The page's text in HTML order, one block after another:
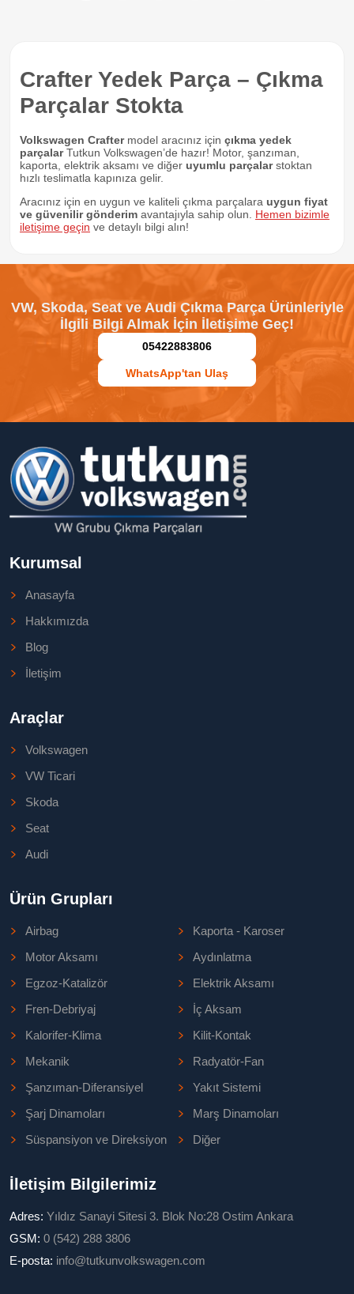
Crafter Yedek Parça – Çıkma
Parçalar Stokta
Volkswagen Craftermodel aracınız için çıkma yedek
parçalarTutkun Volkswagen’de hazır! Motor, şanzıman,
kaporta, elektrik aksamı ve diğer uyumlu parçalarstoktan
hızlı teslimatla kapınıza gelir.
Aracınız için en uygun ve kaliteli çıkma parçalara uygun fiyat
ve güvenilir gönderim avantajıyla sahip olun. Hemen bizimle
iletişime geçin ve detaylı bilgi alın!
VW, Skoda, Seat ve Audi Çıkma Parça Ürünleriyle
İlgili Bilgi Almak İçin İletişime Geç!
05422883806
WhatsApp'tan Ulaş
Kurumsal
Anasayfa
Hakkımızda
Blog
İletişim
Araçlar
Volkswagen
VW Ticari
Skoda
Seat
Audi
Ürün Grupları
Airbag
Kaporta - Karoser
Motor Aksamı
Aydınlatma
Egzoz-Katalizör
Elektrik Aksamı
Fren-Debriyaj
İç Aksam
Kalorifer-Klima
Kilit-Kontak
Mekanik
Radyatör-Fan
Şanzıman-Diferansiyel
Yakıt Sistemi
Şarj Dinamoları
Marş Dinamoları
Süspansiyon ve Direksiyon
Diğer
İletişim Bilgilerimiz
Adres: Yıldız Sanayi Sitesi 3. Blok No:28 Ostim Ankara
GSM: 0 (542) 288 3806
E-posta: info@tutkunvolkswagen.com